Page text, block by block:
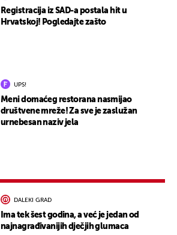
Registracija iz SAD-a postala hit u
Hrvatskoj! Pogledajte zašto
UPS!
Meni domaćeg restorana nasmijao
društvene mreže! Za sve je zaslužan
urnebesan naziv jela
DALEKI GRAD
Ima tek šest godina, a već je jedan od
najnagrađivanijih dječjih glumaca